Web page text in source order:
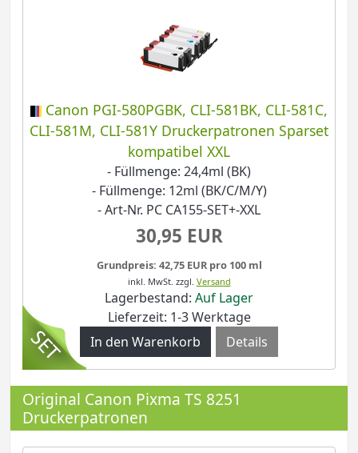
Canon PGI-580PGBK, CLI-581BK, CLI-581C,
CLI-581M, CLI-581Y Druckerpatronen Sparset
kompatibel XXL
- Füllmenge: 24,4ml (BK)
- Füllmenge: 12ml (BK/C/M/Y)
- Art-Nr. PC CA155-SET+-XXL
30,95 EUR
Grundpreis: 42,75 EUR pro 100 ml
inkl. MwSt. zzgl. Versand
Lagerbestand: Auf Lager
Lieferzeit: 1-3 Werktage
Details
Original Canon Pixma TS 8251
Druckerpatronen